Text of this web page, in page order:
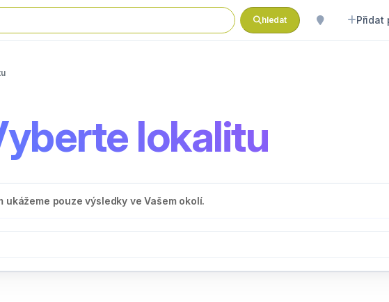
hledat Přidat
lokalitu
ukážeme pouze výsledky ve Vašem okolí.